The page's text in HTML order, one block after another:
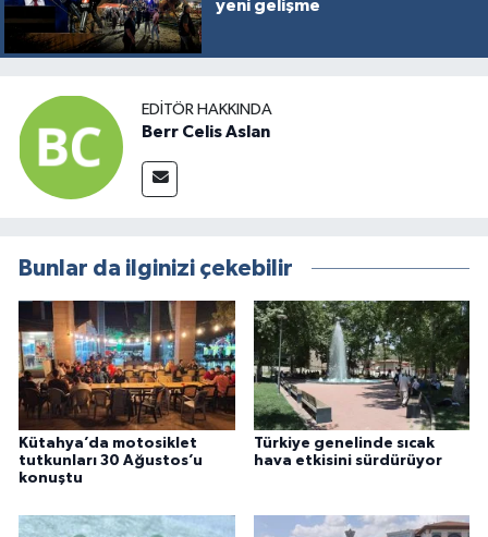
yeni gelişme
EDITÖR HAKKINDA
Berr Celis Aslan
Bunlar da ilginizi çekebilir
Kütahya’da motosiklet
tutkunları 30 Ağustos’u
konuştu
Türkiye genelinde sıcak
hava etkisini sürdürüyor